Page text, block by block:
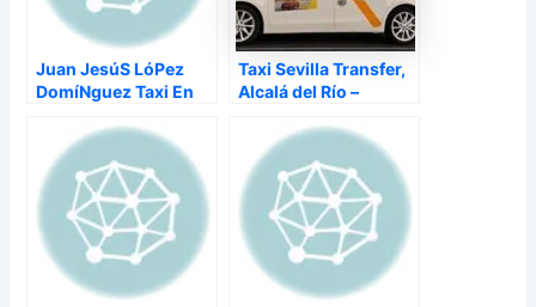
Juan JesúS LóPez
DomíNguez Taxi En
Taxi Sevilla Transfer,
Alcalá del Río –